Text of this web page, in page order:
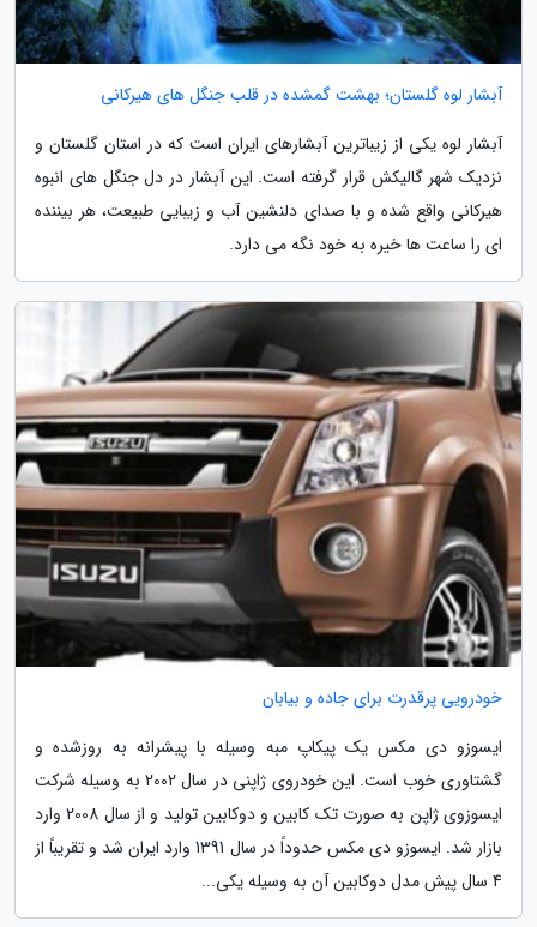
آبشار لوه گلستان؛ بهشت گمشده در قلب جنگل های هیرکانی
آبشار لوه یکی از زیباترین آبشارهای ایران است که در استان گلستان و
نزدیک شهر گالیکش قرار گرفته است. این آبشار در دل جنگل های انبوه
هیرکانی واقع شده و با صدای دلنشین آب و زیبایی طبیعت، هر بیننده
ای را ساعت ها خیره به خود نگه می دارد.
خودرویی پرقدرت برای جاده و بیابان
ایسوزو دی مکس یک پیکاپ مبه وسیله با پیشرانه به روزشده و
گشتاوری خوب است. این خودروی ژاپنی در سال 2002 به وسیله شرکت
ایسوزوی ژاپن به صورت تک کابین و دوکابین تولید و از سال 2008 وارد
بازار شد. ایسوزو دی مکس حدوداً در سال 1391 وارد ایران شد و تقریباً از
4 سال پیش مدل دوکابین آن به وسیله یکی...